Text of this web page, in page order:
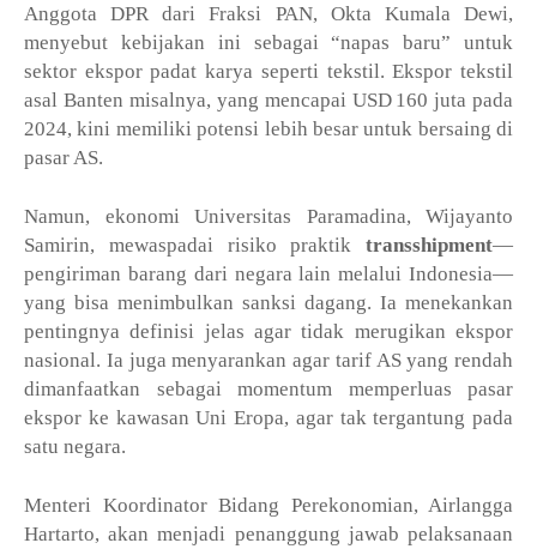
Anggota DPR dari Fraksi PAN, Okta Kumala Dewi,
menyebut kebijakan ini sebagai “napas baru” untuk
sektor ekspor padat karya seperti tekstil. Ekspor tekstil
asal Banten misalnya, yang mencapai USD 160 juta pada
2024, kini memiliki potensi lebih besar untuk bersaing di
pasar AS.
Namun, ekonomi Universitas Paramadina, Wijayanto
Samirin, mewaspadai risiko praktik transshipment—
pengiriman barang dari negara lain melalui Indonesia—
yang bisa menimbulkan sanksi dagang. Ia menekankan
pentingnya definisi jelas agar tidak merugikan ekspor
nasional. Ia juga menyarankan agar tarif AS yang rendah
dimanfaatkan sebagai momentum memperluas pasar
ekspor ke kawasan Uni Eropa, agar tak tergantung pada
satu negara.
Menteri Koordinator Bidang Perekonomian, Airlangga
Hartarto, akan menjadi penanggung jawab pelaksanaan